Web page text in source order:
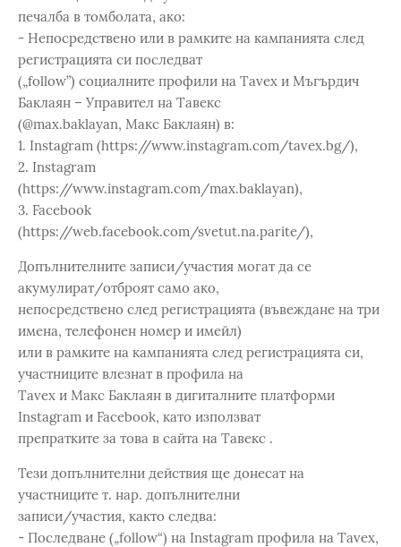
печалба в томболата, ако:
- Непосредствено или в рамките на кампанията след
регистрацията си последват
(„follow”) социалните профили на Tavex и Мъгърдич
Баклаян – Управител на Тавекс
(@max.baklayan, Макс Баклаян) в:
1. Instagram (https://www.instagram.com/tavex.bg/),
2. Instagram
(https://www.instagram.com/max.baklayan),
3. Facebook
(https://web.facebook.com/svetut.na.parite/),
Допълнителните записи/участия могат да се
акумулират/отброят само ако,
непосредствено след регистрацията (въвеждане на три
имена, телефонен номер и имейл)
или в рамките на кампанията след регистрацията си,
участниците влезнат в профила на
Tavex и Макс Баклаян в дигиталните платформи
Instagram и Facebook, като използват
препратките за това в сайта на Тавекс .
Тези допълнителни действия ще донесат на
участниците т. нар. допълнителни
записи/участия, както следва:
- Последване („follow“) на Instagram профила на Tavex,